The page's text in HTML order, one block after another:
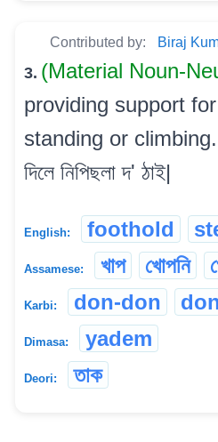
Contributed by: Biraj
3. (Material Noun-
providing support
standing or climbing.
দিলে নিপিছলা দ' ঠাই|
English: foothold
Assamese: খাপ খোপনি
Karbi: don-don
Dimasa: yadem
Deori: তাক